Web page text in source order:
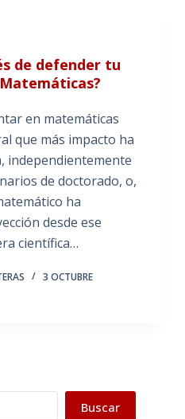
de defender tu
en matemáticas
que más impacto ha
independientemente
de doctorado, o,
ha
desde ese
científica…
3 OCTUBRE
Buscar